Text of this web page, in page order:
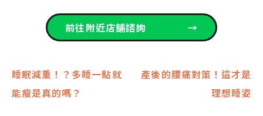
前往附近店舖諮詢 →
文
章
睡眠減重！？多睡一點就
能瘦是真的嗎？
產後的腰痛對策！這才是
理想睡姿